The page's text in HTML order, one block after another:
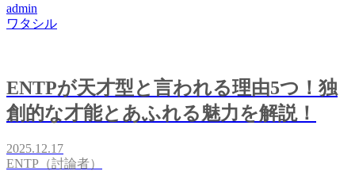
admin
ワタシル
ENTPが天才型と言われる理由5つ！独
創的な才能とあふれる魅力を解説！
2025.12.17
ENTP（討論者）